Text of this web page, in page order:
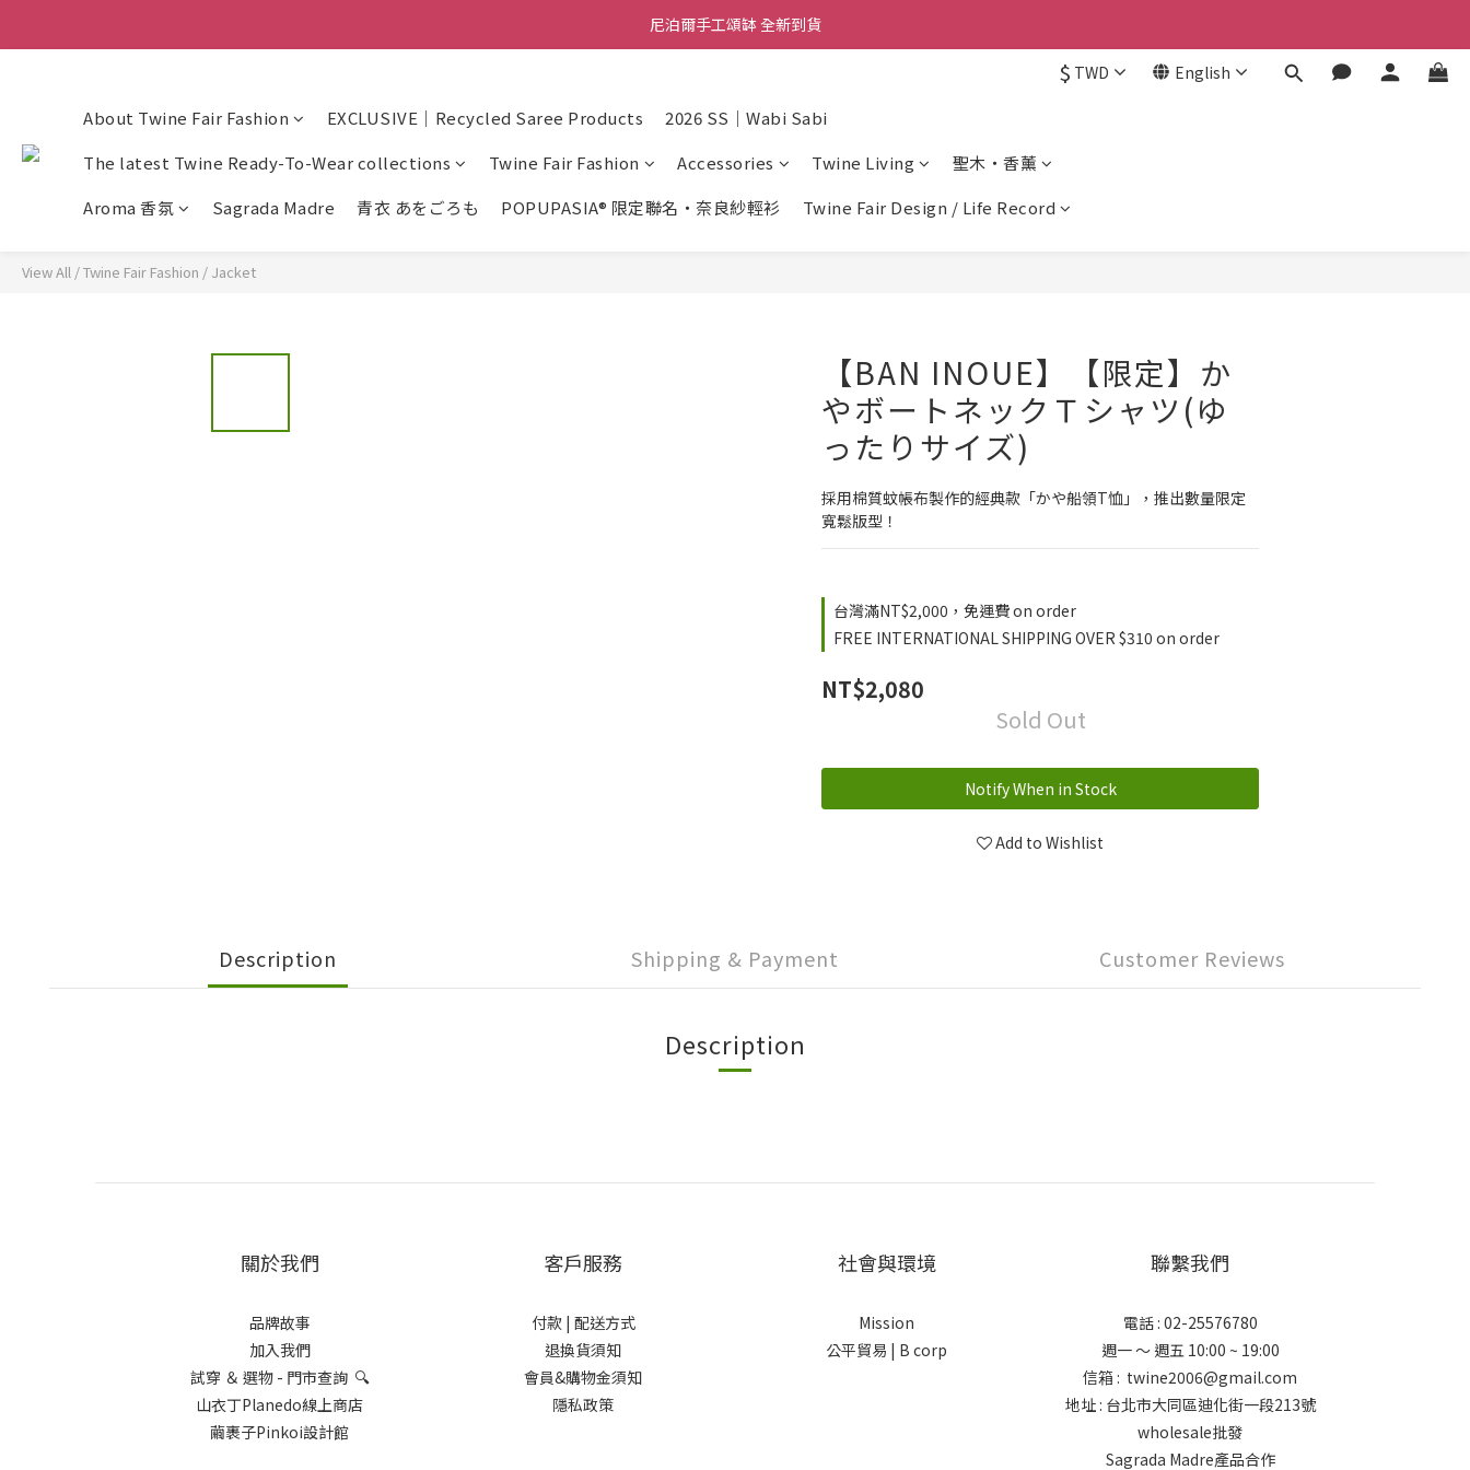
舒壓熱敷枕 全新到貨
尼泊爾手工頌缽 全新到貨
舒壓熱敷枕 全新到貨
$ TWD English
About Twine Fair Fashion EXCLUSIVE｜Recycled Saree Products
2026 SS｜Wabi Sabi
The latest Twine Ready-To-Wear collections
Twine Fair Fashion Accessories Twine Living
聖木・香薰
Aroma 香氛
Sagrada Madre 青衣 あをごろも POPUPASIA® 限定聯名・奈良紗輕衫 Twine Fair Design / Life Record
View All /Twine Fair Fashion / Jacket
【BAN INOUE】【限定】か
やボートネックＴシャツ(ゆ
ったりサイズ)
採用棉質蚊帳布製作的經典款「かや船領T恤」，推出數量限定
寬鬆版型！
台灣滿NT$2,000，免運費 on order
FREE INTERNATIONAL SHIPPING OVER $310 on order
NT$2,080
Sold Out
Notify When in Stock
Add to Wishlist
Description Shipping & Payment Customer Reviews
Description
關於我們
品牌故事
加入我們
試穿 ＆ 選物 - 門市查詢 🔍
山衣丁Planedo線上商店
繭裹子Pinkoi設計館
客戶服務
付款 | 配送方式
退換貨須知
會員&購物金須知
隱私政策
社會與環境
Mission
公平貿易 | B corp
聯繫我們
電話 : 02-25576780
週一 ～ 週五 10:00 ~ 19:00
信箱 : twine2006@gmail.com
地址 : 台北市大同區迪化街一段213號
wholesale批發
Sagrada Madre產品合作